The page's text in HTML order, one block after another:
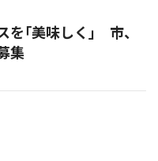
を｢美味しく｣ 市、
集